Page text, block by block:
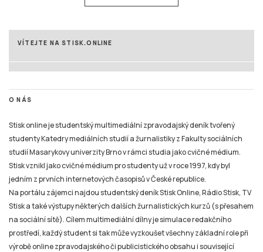
VÍTEJTE NA STISK.ONLINE
O NÁS
Stisk online je studentský multimediální zpravodajský deník tvořený
studenty Katedry mediálních studií a žurnalistiky z Fakulty sociálních
studií Masarykovy univerzity Brno v rámci studia jako cvičné médium.
Stisk vznikl jako cvičné médium pro studenty už v roce 1997, kdy byl
jedním z prvních internetových časopisů v České republice.
Na portálu zájemci najdou studentský deník Stisk Online, Rádio Stisk, TV
Stisk a také výstupy některých dalších žurnalistických kurzů (s přesahem
na sociální sítě). Cílem multimediální dílny je simulace redakčního
prostředí, každý student si tak může vyzkoušet všechny základní role při
výrobě online zpravodajského či publicistického obsahu i související